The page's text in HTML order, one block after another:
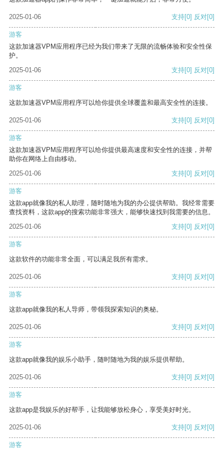
2025-01-06 支持[0] 反对[0]
游客
这款加速器VPM应用程序已经为我们带来了无限的流畅体验和安全性保
护。
2025-01-06
支持[0] 反对[0]
游客
这款加速器VPM应用程序可以给你提供全球覆盖和最高安全性的连接。
2025-01-06 支持[0] 反对[0]
游客
这款加速器VPM应用程序可以给你提供最高速度和安全性的连接，并帮
助你在网络上自由移动。
2025-01-06
支持[0] 反对[0]
游客
这款app就像我的私人助理，随时随地为我的办公提供帮助。我经常需要
查找资料，这款app的搜索功能非常强大，能够快速找到我需要的信息。
2025-01-06
支持[0] 反对[0]
游客
这款软件的功能非常全面，可以满足我所有需求。
2025-01-06 支持[0] 反对[0]
游客
这款app就像我的私人导师，带领我探索知识的奥秘。
2025-01-06 支持[0] 反对[0]
游客
这款app就像我的娱乐小助手，随时随地为我的娱乐提供帮助。
2025-01-06 支持[0] 反对[0]
游客
这款app是我娱乐的好帮手，让我能够放松身心，享受美好时光。
2025-01-06 支持[0] 反对[0]
游客